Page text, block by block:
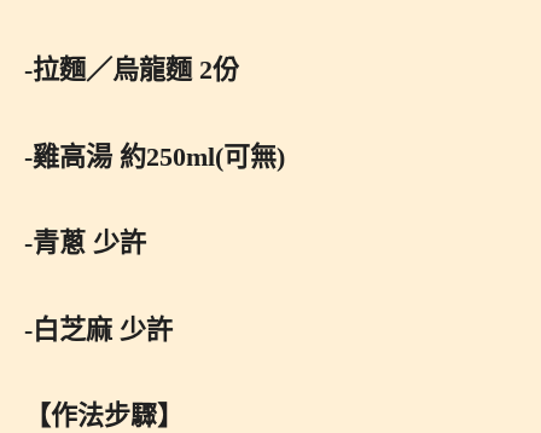
-拉麵／烏龍麵 2份
-雞高湯 約250ml(可無)
-青蔥 少許
-白芝麻 少許
【作法步驟】